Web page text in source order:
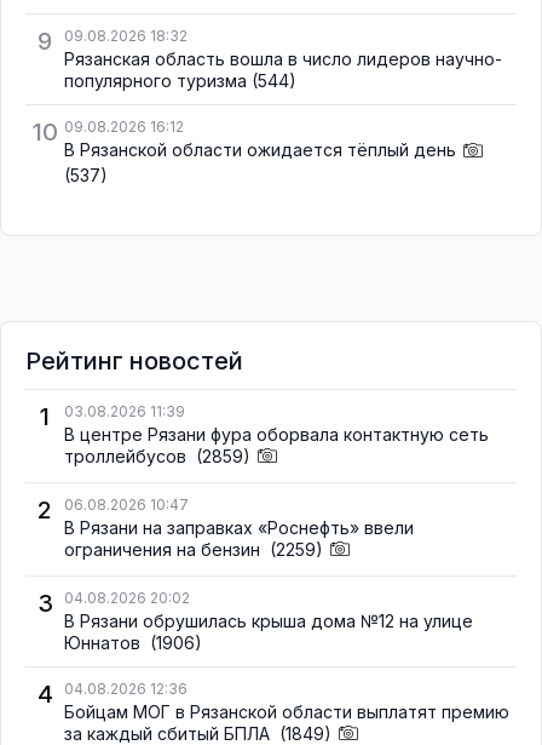
9 09.08.2026 18:32
Рязанская область вошла в число лидеров научно-
популярного туризма (544)
10 09.08.2026 16:12
В Рязанской области ожидается тёплый день
(537)
Рейтинг новостей
1
03.08.2026 11:39
В центре Рязани фура оборвала контактную сеть
троллейбусов (2859)
2 06.08.2026 10:47
В Рязани на заправках «Роснефть» ввели
ограничения на бензин (2259)
3 04.08.2026 20:02
В Рязани обрушилась крыша дома №12 на улице
Юннатов (1906)
4 04.08.2026 12:36
Бойцам МОГ в Рязанской области выплатят премию
за каждый сбитый БПЛА (1849)